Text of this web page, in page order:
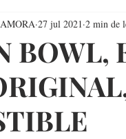
BOWL,
27 jul 2021 2 min de